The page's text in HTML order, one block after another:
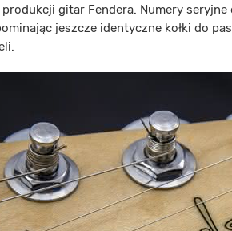
gitar Fendera. Numery
jeszcze identyczne kołki do